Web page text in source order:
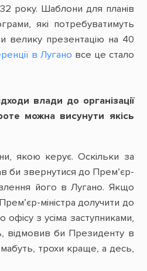
року. Шаблони для планів
які потребуватимуть
велику презентацію на 40
в Лугано все це стало
влади до організації
можна висунути якісь
якою керує. Оскільки за
би звернутися до Прем’єр-
його в Лугано. Якщо
міністра долучити до
офісу з усіма заступниками,
відмовив би Президенту в
трохи краще, а десь,